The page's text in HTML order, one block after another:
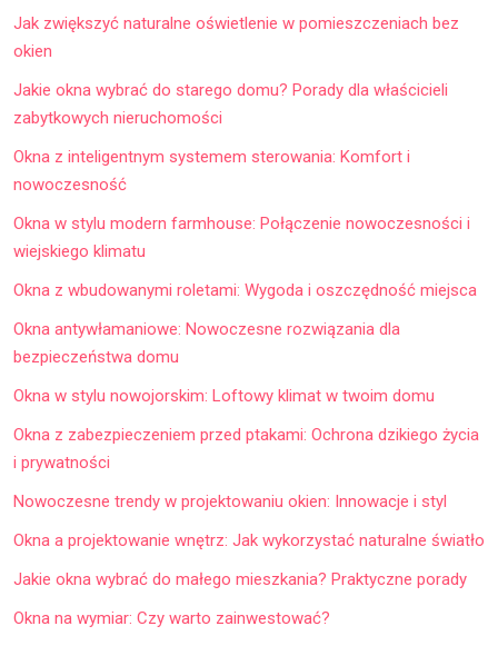
Jak zwiększyć naturalne oświetlenie w pomieszczeniach bez
okien
Jakie okna wybrać do starego domu? Porady dla właścicieli
zabytkowych nieruchomości
Okna z inteligentnym systemem sterowania: Komfort i
nowoczesność
Okna w stylu modern farmhouse: Połączenie nowoczesności i
wiejskiego klimatu
Okna z wbudowanymi roletami: Wygoda i oszczędność miejsca
Okna antywłamaniowe: Nowoczesne rozwiązania dla
bezpieczeństwa domu
Okna w stylu nowojorskim: Loftowy klimat w twoim domu
Okna z zabezpieczeniem przed ptakami: Ochrona dzikiego życia
i prywatności
Nowoczesne trendy w projektowaniu okien: Innowacje i styl
Okna a projektowanie wnętrz: Jak wykorzystać naturalne światło
Jakie okna wybrać do małego mieszkania? Praktyczne porady
Okna na wymiar: Czy warto zainwestować?